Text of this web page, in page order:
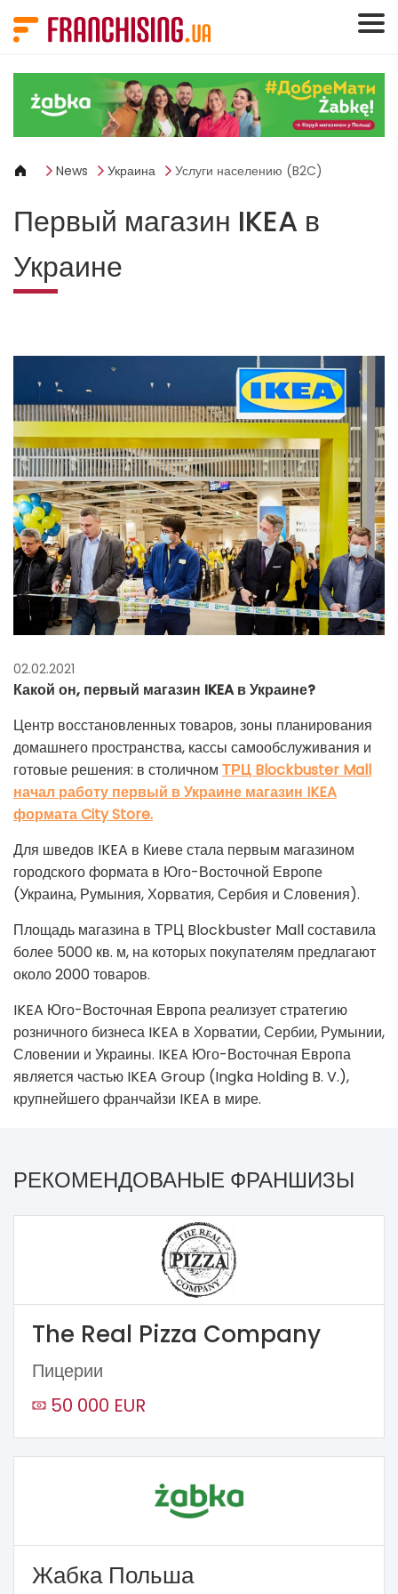
News Украина Услуги населению (B2C)
Первый магазин IKEA в
Украине
02.02.2021
Какой он, первый магазин IKEA в Украине?
Центр восстановленных товаров, зоны планирования
домашнего пространства, кассы самообслуживания и
готовые решения: в столичном ТРЦ Blockbuster Mall
начал работу первый в Украине магазин IKEA
формата City Store.
Для шведов IKEA в Киеве стала первым магазином
городского формата в Юго-Восточной Европе
(Украина, Румыния, Хорватия, Сербия и Словения).
Площадь магазина в ТРЦ Blockbuster Mall составила
более 5000 кв. м, на которых покупателям предлагают
около 2000 товаров.
IKEA Юго-Восточная Европа реализует стратегию
розничного бизнеса IKEA в Хорватии, Сербии, Румынии,
Словении и Украины. IKEA Юго-Восточная Европа
является частью IKEA Group (Ingka Holding B. V.),
крупнейшего франчайзи IKEA в мире.
РЕКОМЕНДОВАНЫЕ ФРАНШИЗЫ
The Real Pizza Company
Пицерии
50 000 EUR
Жабка Польша